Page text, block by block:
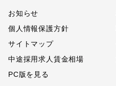
お知らせ
個人情報保護方針
サイトマップ
中途採用求人賃金相場
PC版を見る